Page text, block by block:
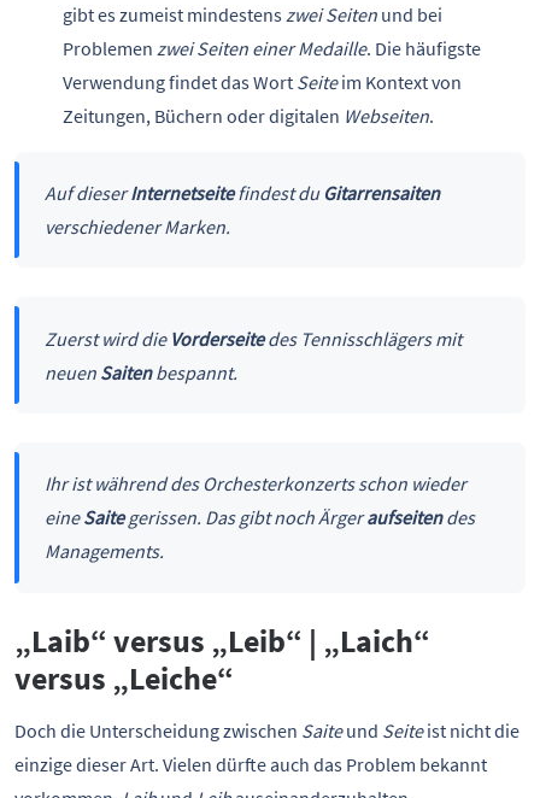
gibt es zumeist mindestens zwei Seiten und bei
Problemen zwei Seiten einer Medaille. Die häufigste
Verwendung findet das Wort Seiteim Kontext von
Zeitungen, Büchern oder digitalen Webseiten.
Auf dieserInternetseitefindest du Gitarrensaiten
verschiedener Marken.
Zuerst wird die Vorderseitedes Tennisschlägers mit
neuen Saitenbespannt.
Ihr ist während des Orchesterkonzerts schon wieder
eineSaitegerissen. Das gibt noch Ärgeraufseitendes
Managements.
„Laib“ versus „Leib“ | „Laich“
versus „Leiche“
Doch die Unterscheidung zwischen Saiteund Seiteist nicht die
einzige dieser Art. Vielen dürfte auch das Problem bekannt